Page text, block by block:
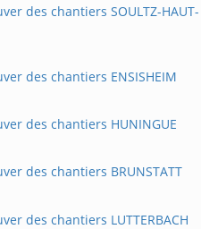
des chantiers SOULTZ-HAUT-
des chantiers ENSISHEIM
des chantiers HUNINGUE
des chantiers BRUNSTATT
des chantiers LUTTERBACH